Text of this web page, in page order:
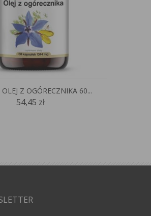
Z OGÓRECZNIKA 60...
54,45 zł